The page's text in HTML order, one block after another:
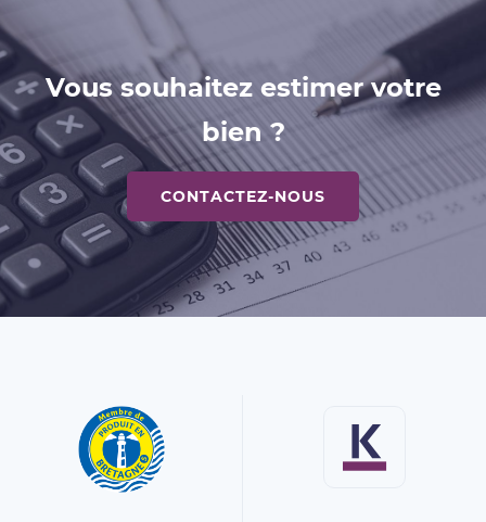
Vous souhaitez estimer votre
bien ?
CONTACTEZ-NOUS